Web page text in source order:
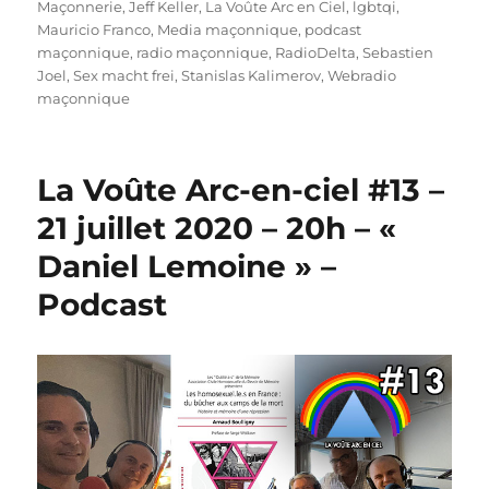
Maçonnerie,Jeff Keller, La Voûte Arc en Ciel, lgbtqi,
Mauricio Franco, Media maçonnique, podcast
maçonnique, radio maçonnique, RadioDelta,Sebastien
Joel,Sex macht frei,Stanislas Kalimerov,Webradio
maçonnique
La Voûte Arc-en-ciel #13 –
21 juillet 2020 – 20h – «
Daniel Lemoine » –
Podcast